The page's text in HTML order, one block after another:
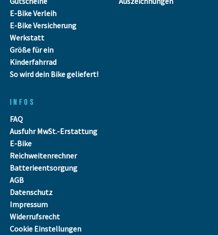
E-Bike Verleih
E-Bike Versicherung
Werkstatt
Größe für ein
Kinderfahrrad
So wird dein Bike geliefert!
INFOS
FAQ
Ausfuhr MwSt.-Erstattung
E-Bike
Reichweitenrechner
Batterieentsorgung
AGB
Datenschutz
Impressum
Widerrufsrecht
Cookie Einstellungen